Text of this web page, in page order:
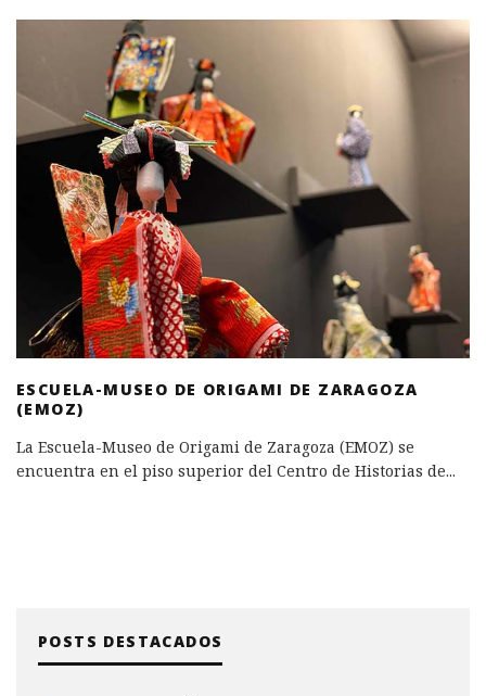
ESCUELA-MUSEO DE ORIGAMI DE ZARAGOZA
(EMOZ)
La Escuela-Museo de Origami de Zaragoza (EMOZ) se
encuentra en el piso superior del Centro de Historias de...
POSTS DESTACADOS